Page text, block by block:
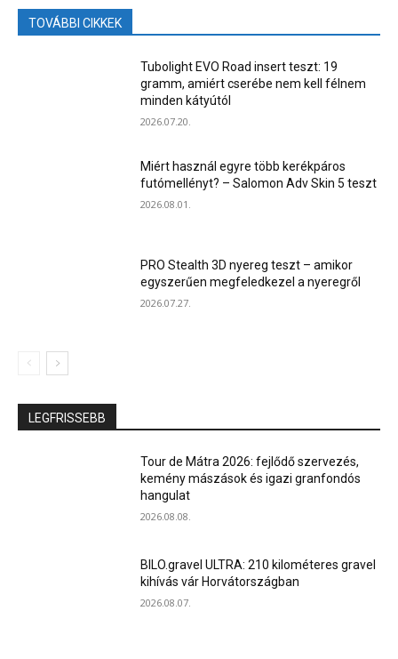
TOVÁBBI CIKKEK
Tubolight EVO Road insert teszt: 19
gramm, amiért cserébe nem kell félnem
minden kátyútól
2026.07.20.
Miért használ egyre több kerékpáros
futómellényt? – Salomon Adv Skin 5 teszt
2026.08.01.
PRO Stealth 3D nyereg teszt – amikor
egyszerűen megfeledkezel a nyeregről
2026.07.27.
LEGFRISSEBB
Tour de Mátra 2026: fejlődő szervezés,
kemény mászások és igazi granfondós
hangulat
2026.08.08.
BILO.gravel ULTRA: 210 kilométeres gravel
kihívás vár Horvátországban
2026.08.07.